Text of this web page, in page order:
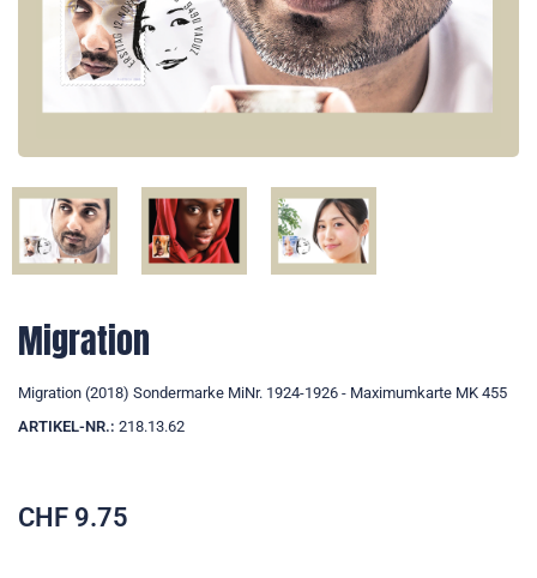
Migration
Migration (2018) Sondermarke MiNr. 1924-1926 - Maximumkarte MK 455
ARTIKEL-NR.: 218.13.62
CHF 9.75